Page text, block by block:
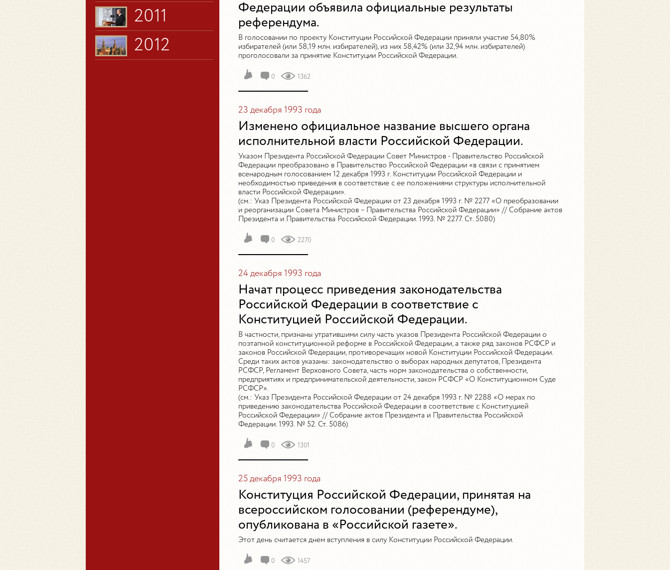
2011
2012
Федерации объявила официальные результаты
референдума.
В голосовании по проекту Конституции Российской Федерации приняли участие 54,80%
избирателей (или 58,19 млн. избирателей), из них 58,42% (или 32,94 млн. избирателей)
проголосовали за принятие Конституции Российской Федерации.
0 1362
23 декабря 1993 года
Изменено официальное название высшего органа
исполнительной власти Российской Федерации.
Указом Президента Российской Федерации Совет Министров - Правительство Российской
Федерации преобразовано в Правительство Российской Федерации «в связи с принятием
всенародным голосованием 12 декабря 1993 г. Конституции Российской Федерации и
необходимостью приведения в соответствие с ее положениями структуры исполнительной
власти Российской Федерации».
(см.: Указ Президента Российской Федерации от 23 декабря 1993 г. № 2277 «О преобразовании
и реорганизации Совета Министров – Правительства Российской Федерации» // Собрание актов
Президента и Правительства Российской Федерации. 1993. № 2277. Ст. 5080)
0 2270
24 декабря 1993 года
Начат процесс приведения законодательства
Российской Федерации в соответствие с
Конституцией Российской Федерации.
В частности, признаны утратившими силу часть указов Президента Российской Федерации о
поэтапной конституционной реформе в Российской Федерации, а также ряд законов РСФСР и
законов Российской Федерации, противоречащих новой Конституции Российской Федерации.
Среди таких актов указаны: законодательство о выборах народных депутатов, Президента
РСФСР, Регламент Верховного Совета, часть норм законодательства о собственности,
предприятиях и предпринимательской деятельности, закон РСФСР «О Конституционном Суде
РСФСР».
(см.: Указ Президента Российской Федерации от 24 декабря 1993 г. № 2288 «О мерах по
приведению законодательства Российской Федерации в соответствие с Конституцией
Российской Федерации» // Собрание актов Президента и Правительства Российской
Федерации. 1993. № 52. Ст. 5086)
0 1301
25 декабря 1993 года
Конституция Российской Федерации, принятая на
всероссийском голосовании (референдуме),
опубликована в «Российской газете».
Этот день считается днем вступления в силу Конституции Российской Федерации.
0 1457